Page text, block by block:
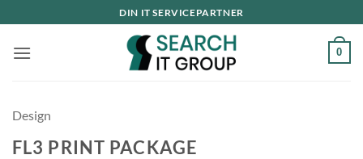
til
indhold
DIN IT SERVICEPARTNER
0
Design
FL3 PRINT PACKAGE